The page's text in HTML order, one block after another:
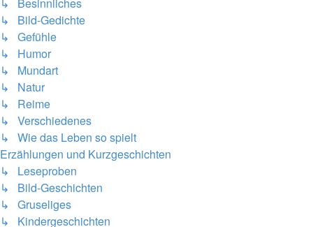
↳ Bild-Gedichte
↳ Gefühle
↳ Humor
↳ Mundart
↳ Natur
↳ Reime
↳ Verschiedenes
↳ Wie das Leben so spielt
Erzählungen und Kurzgeschichten
↳ Leseproben
↳ Bild-Geschichten
↳ Gruseliges
↳ Kindergeschichten